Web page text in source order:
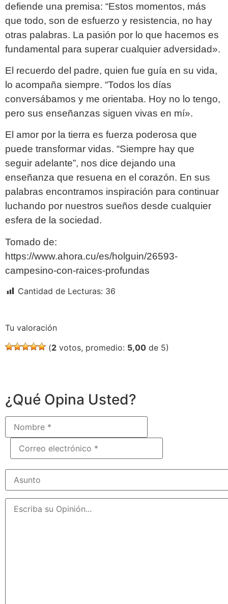
defiende una premisa: “Estos momentos, más
que todo, son de esfuerzo y resistencia, no hay
otras palabras. La pasión por lo que hacemos es
fundamental para superar cualquier adversidad».
El recuerdo del padre, quien fue guía en su vida,
lo acompaña siempre. “Todos los días
conversábamos y me orientaba. Hoy no lo tengo,
pero sus enseñanzas siguen vivas en mí».
El amor por la tierra es fuerza poderosa que
puede transformar vidas. “Siempre hay que
seguir adelante”, nos dice dejando una
enseñanza que resuena en el corazón. En sus
palabras encontramos inspiración para continuar
luchando por nuestros sueños desde cualquier
esfera de la sociedad.
Tomado de:
https://www.ahora.cu/es/holguin/26593-
campesino-con-raices-profundas
Cantidad de Lecturas: 36
Tu valoración
(2 votos, promedio: 5,00 de 5)
¿Qué Opina Usted?